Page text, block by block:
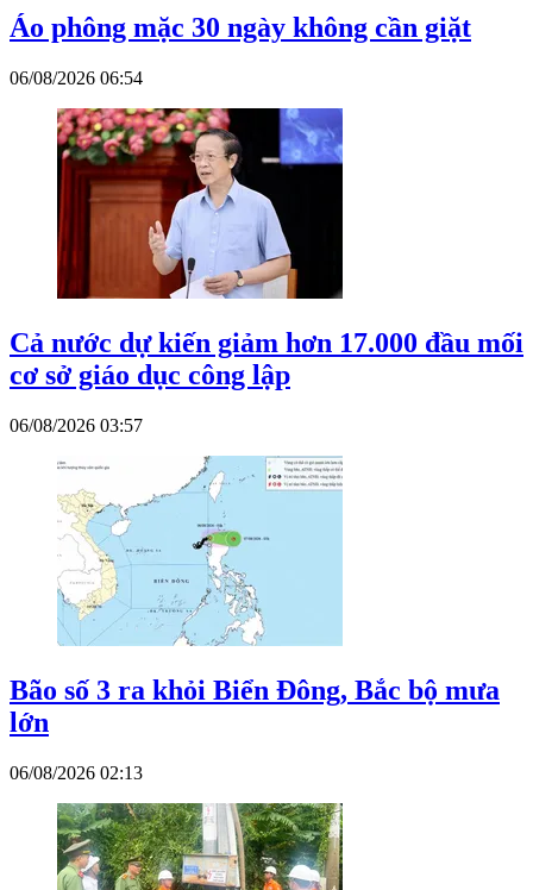
Áo phông mặc 30 ngày không cần giặt
06/08/2026 06:54
Cả nước dự kiến giảm hơn 17.000 đầu mối
cơ sở giáo dục công lập
06/08/2026 03:57
Bão số 3 ra khỏi Biển Đông, Bắc bộ mưa
lớn
06/08/2026 02:13